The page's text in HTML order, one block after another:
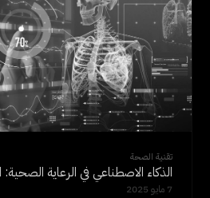
تقنية الصحة
الذكاء الاصطناعي في الرعاية
7 مايو 2025